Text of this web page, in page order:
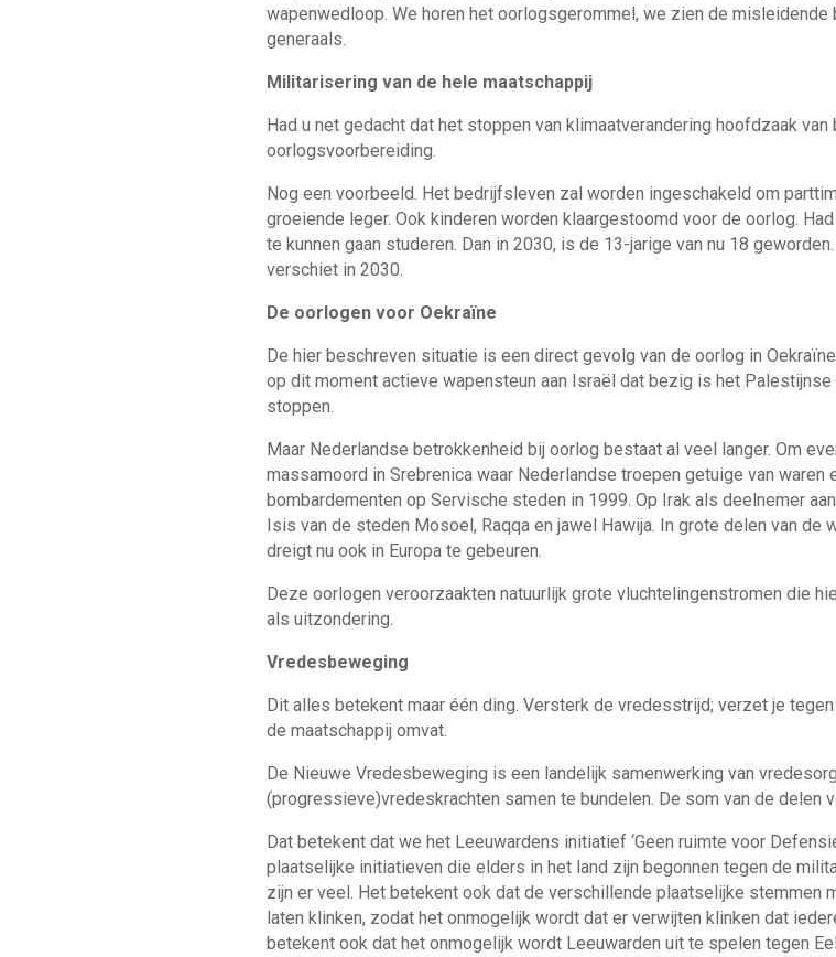
wapenwedloop. We horen het oorlogsgerommel, we zien de
generaals.
Militarisering van de hele maatschappij
Had u net gedacht dat het stoppen van klimaatverandering hoofdzaak
oorlogsvoorbereiding.
Nog een voorbeeld. Het bedrijfsleven zal worden ingeschakeld om
groeiende leger. Ook kinderen worden klaargestoomd voor de oorlog.
te kunnen gaan studeren. Dan in 2030, is de 13-jarige van nu 18
verschiet in 2030.
De oorlogen voor Oekraïne
De hier beschreven situatie is een direct gevolg van de oorlog in
op dit moment actieve wapensteun aan Israël dat bezig is het
stoppen.
Maar Nederlandse betrokkenheid bij oorlog bestaat al veel langer. Om
massamoord in Srebrenica waar Nederlandse troepen getuige van
bombardementen op Servische steden in 1999. Op Irak als deelnemer
Isis van de steden Mosoel, Raqqa en jawel Hawija. In grote delen van
dreigt nu ook in Europa te gebeuren.
Deze oorlogen veroorzaakten natuurlijk grote vluchtelingenstromen die
als uitzondering.
Vredesbeweging
Dit alles betekent maar één ding. Versterk de vredesstrijd; verzet je
de maatschappij omvat.
De Nieuwe Vredesbeweging is een landelijk samenwerking van
(progressieve)vredeskrachten samen te bundelen. De som van de delen
Dat betekent dat we het Leeuwardens initiatief ‘Geen ruimte voor
plaatselijke initiatieven die elders in het land zijn begonnen tegen de
zijn er veel. Het betekent ook dat de verschillende plaatselijke stemmen
laten klinken, zodat het onmogelijk wordt dat er verwijten klinken dat
betekent ook dat het onmogelijk wordt Leeuwarden uit te spelen tegen